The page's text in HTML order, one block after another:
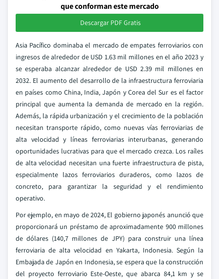
que conforman este mercado
Descargar PDF Gratis
Asia Pacífico dominaba el mercado de empates ferroviarios con
ingresos de alrededor de USD 1.63 mil millones en el año 2023 y
se esperaba alcanzar alrededor de USD 2.39 mil millones en
2032. El aumento del desarrollo de la infraestructura ferroviaria
en países como China, India, Japón y Corea del Sur es el factor
principal que aumenta la demanda de mercado en la región.
Además, la rápida urbanización y el crecimiento de la población
necesitan transporte rápido, como nuevas vías ferroviarias de
alta velocidad y líneas ferroviarias interurbanas, generando
oportunidades lucrativas para que el mercado crezca. Los raíles
de alta velocidad necesitan una fuerte infraestructura de pista,
especialmente lazos ferroviarios duraderos, como lazos de
concreto, para garantizar la seguridad y el rendimiento
operativo.
Por ejemplo, en mayo de 2024, El gobierno japonés anunció que
proporcionará un préstamo de aproximadamente 900 millones
de dólares (140,7 millones de JPY) para construir una línea
ferroviaria de alta velocidad en Yakarta, Indonesia. Según la
Embajada de Japón en Indonesia, se espera que la construcción
del proyecto ferroviario Este-Oeste, que abarca 84,1 km y se